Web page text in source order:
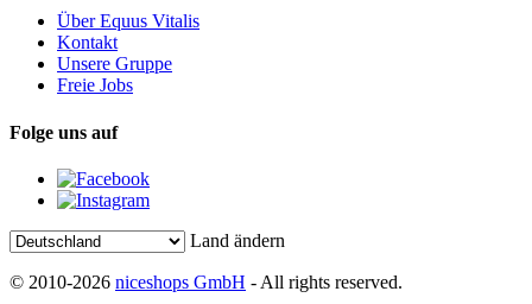
Über Equus Vitalis
Kontakt
Unsere Gruppe
Freie Jobs
Folge uns auf
Land ändern
© 2010-2026 niceshops GmbH - All rights reserved.